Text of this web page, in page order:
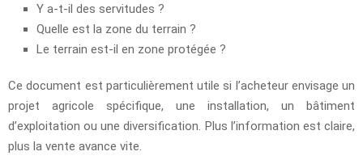
Y a-t-il des servitudes ?
Quelle est la zone du terrain ?
Le terrain est-il en zone protégée ?
Ce document est particulièrement utile si l’acheteur envisage un
projet agricole spécifique, une installation, un bâtiment
d’exploitation ou une diversification. Plus l’information est claire,
plus la vente avance vite.